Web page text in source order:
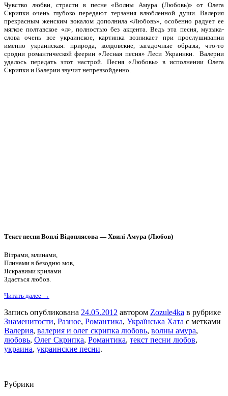
Чувство любви, страсти в песне «Волны Амура (Любовь)» от Олега
Скрипки очень глубоко передают терзания влюбленной души. Валерия
прекрасным женским вокалом дополнила «Любовь», особенно радует ее
мягкое полтавское «л», полностью без акцента. Ведь эта песня, музыка-
слова очень все украинское, картинка возникает при прослушивании
именно украинская: природа, колдовские, загадочные образы, что-то
сродни романтической феерии «Лесная песня» Леси Украинки. Валерии
удалось передать этот настрой. Песня «Любовь» в исполнении Олега
Скрипки и Валерии звучит непревзойденно.
Текст песни Воплі Відоплясова — Хвилі Амура (Любов)
Вітрами, млинами,
Плинами в безодню мов,
Яскравими крилами
Здається любов.
Читать далее →
Запись опубликована 24.05.2012 автором Zozule4ka в рубрике
Знаменитости, Разное, Романтика, Українська Хата с метками
Валерия, валерия и олег скрипка любовь, волны амура,
любовь, Олег Скрипка, Романтика, текст песни любов,
украина, украинские песни.
Рубрики